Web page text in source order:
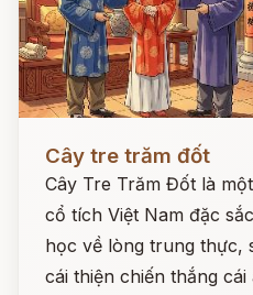
Cây tre trăm đốt
Cây Tre Trăm Đốt là
cổ tích Việt Nam đặc
học về lòng trung thực,
cái thiện chiến thắng